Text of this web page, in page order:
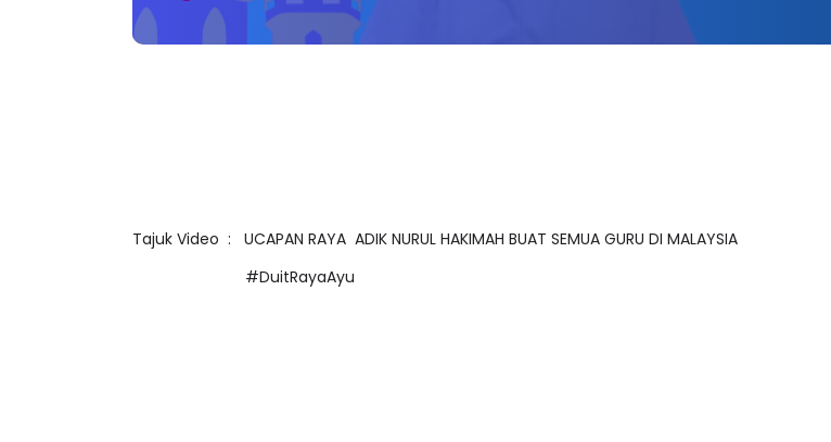
Tajuk Video : UCAPAN RAYA ADIK NURUL HAKIMAH BUAT SEMUA GURU DI MALAYSIA
#DuitRayaAyu